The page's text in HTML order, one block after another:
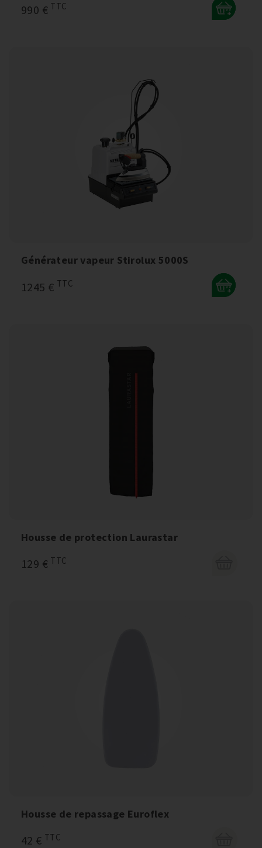
990 € TTC
+
Générateur vapeur Stirolux 5000S
1245 € TTC
+
Housse de protection Laurastar
129 € TTC
Housse de repassage Euroflex
42 € TTC